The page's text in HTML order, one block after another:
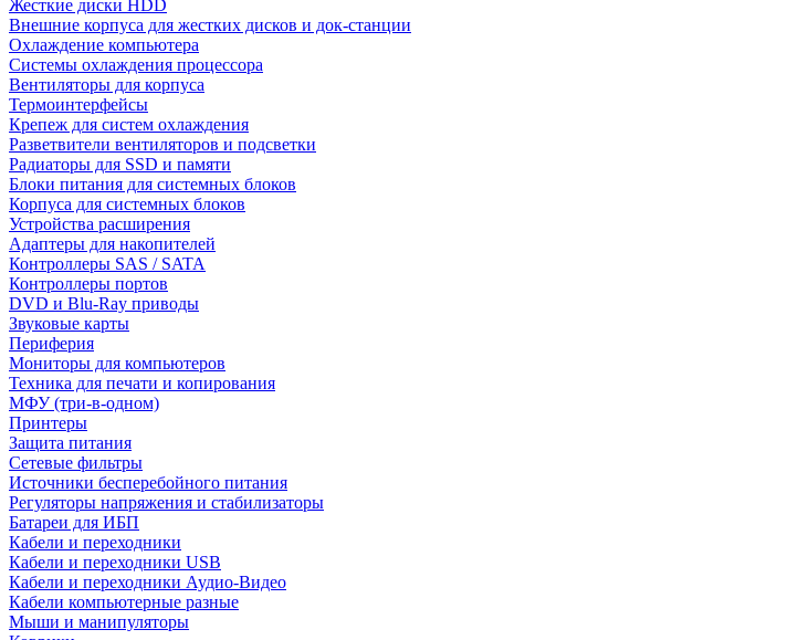
Жесткие диски HDD
Внешние корпуса для жестких дисков и док-станции
Охлаждение компьютера
Системы охлаждения процессора
Вентиляторы для корпуса
Термоинтерфейсы
Крепеж для систем охлаждения
Разветвители вентиляторов и подсветки
Радиаторы для SSD и памяти
Блоки питания для системных блоков
Корпуса для системных блоков
Устройства расширения
Адаптеры для накопителей
Контроллеры SAS / SATA
Контроллеры портов
DVD и Blu-Ray приводы
Звуковые карты
Периферия
Мониторы для компьютеров
Техника для печати и копирования
МФУ (три-в-одном)
Принтеры
Защита питания
Сетевые фильтры
Источники бесперебойного питания
Регуляторы напряжения и стабилизаторы
Батареи для ИБП
Кабели и переходники
Кабели и переходники USB
Кабели и переходники Аудио-Видео
Кабели компьютерные разные
Мыши и манипуляторы